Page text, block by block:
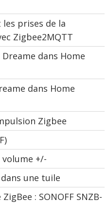
prises de la
Zigbee2MQTT
dans Home
dans Home
Zigbee
+/-
une tuile
: SONOFF SNZB-